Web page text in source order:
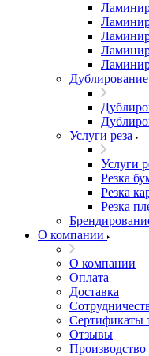
Услуги реза
Услуги
Резка
Резка
Резка
О компании
О компании
Оплата
Доставка
Сертификаты
Отзывы
Производство